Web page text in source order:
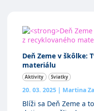
Deň Zeme v škôlke:
materiálu
Aktivity Sviatky
20. 03. 2025 | Martina
Blíži sa Deň Zeme a